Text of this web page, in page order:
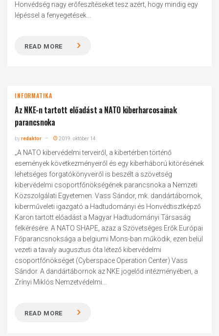
Honvédség nagy erőfeszítéseket tesz azért, hogy mindig egy
lépéssel a fenyegetések...
READ MORE
INFORMATIKA
Az NKE-n tartott előadást a NATO kiberharcosainak
parancsnoka
byredaktor 2019. október 14.
„A NATO kibervédelmi terveiről, a kibertérben történő
események következményeiről és egy kiberháború kitörésének
lehetséges forgatókönyveiről is beszélt a szövetség
kibervédelmi csoportfőnökségének parancsnoka a Nemzeti
Közszolgálati Egyetemen. Vass Sándor, mk. dandártábornok,
kiberműveleti igazgató a Hadtudományi és Honvédtisztképző
Karon tartott előadást a Magyar Hadtudományi Társaság
felkérésére. A NATO SHAPE, azaz a Szövetséges Erők Európai
Főparancsnoksága a belgiumi Mons-ban működik, ezen belül
vezeti a tavaly augusztus óta létező kibervédelmi
csoportfőnökséget (Cyberspace Operation Center) Vass
Sándor. A dandártábornok az NKE jogelőd intézményében, a
Zrínyi Miklós Nemzetvédelmi...
READ MORE